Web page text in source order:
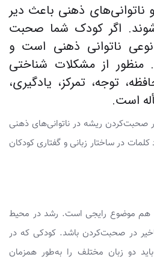
ناتوانی‌های ذهنی باعث دیر
اگر کودک شما صحبت
ناتوانی ذهنی است و
منظور از مشکلات شناختی
توجه، تمرکز، یادگیری،
است.
صحبت‌کردن ریشه در ناتوانی‌های ذهنی
کلمات در ساختار زبانی و گفتاری کودکان
هم موضوع رایجی است. رشد در محیط
در صحبت‌کردن باشد. کودکی که در
دو زبان مختلف را به‌طور همزمان